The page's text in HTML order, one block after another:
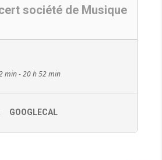
société de Musique
min - 20 h 52 min
GOOGLECAL